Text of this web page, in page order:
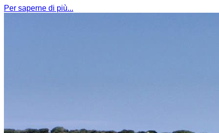
Per saperne di più...